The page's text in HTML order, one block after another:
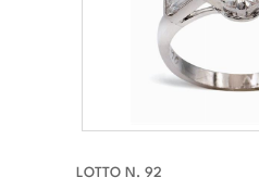
LOTTO N. 92